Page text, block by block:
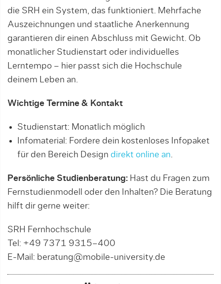
die SRH ein System, das funktioniert. Mehrfache
Auszeichnungen und staatliche Anerkennung
garantieren dir einen Abschluss mit Gewicht. Ob
monatlicher Studienstart oder individuelles
Lerntempo – hier passt sich die Hochschule
deinem Leben an.
Wichtige Termine & Kontakt
Studienstart: Monatlich möglich
Infomaterial: Fordere dein kostenloses Infopaket
für den Bereich Design direkt online an.
Persönliche Studienberatung: Hast du Fragen zum
Fernstudienmodell oder den Inhalten? Die Beratung
hilft dir gerne weiter:
SRH Fernhochschule
Tel: +49 7371 9315–400
E-Mail: beratung@mobile-university.de